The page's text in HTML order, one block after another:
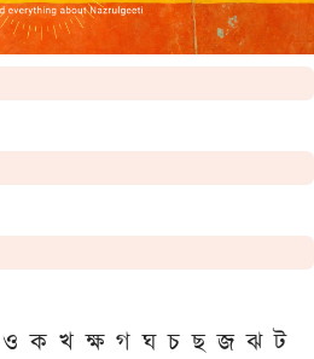
ও ক খ ক্ষ গ ঘ চ ছ জ ঝ ট